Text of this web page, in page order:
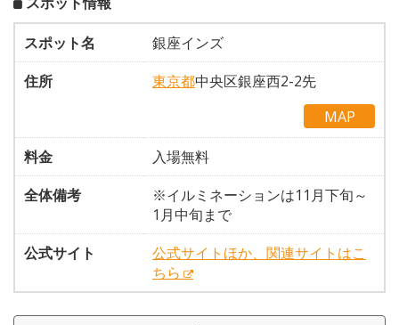
スポット名
銀座インズ
住所
東京都中央区銀座西2-2先
MAP
料金
入場無料
全体備考
※イルミネーションは11月下旬～
1月中旬まで
公式サイト
公式サイトほか、関連サイトはこ
ちら